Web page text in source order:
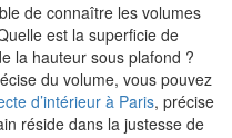
de connaître les volumes
est la superficie de
la hauteur sous plafond ?
du volume, vous pouvez
d’intérieur à Paris, précise
réside dans la justesse de